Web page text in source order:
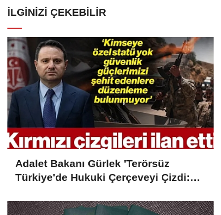
İLGINIZI ÇEKEBILIR
Adalet Bakanı Gürlek 'Terörsüz
Türkiye'de Hukuki Çerçeveyi Çizdi: